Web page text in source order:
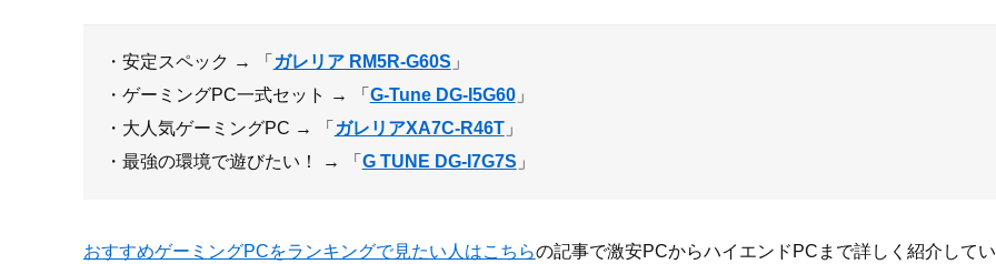
・安定スペック → 「 ガレリア RM5R-G60S 」
・ゲーミングPC一式セット → 「 G-Tune DG-I5G60」
・大人気ゲーミングPC → 「 ガレリアXA7C-R46T」
・最強の環境で遊びたい！ → 「 G TUNE DG-I7G7S 」
おすすめゲーミングPCをランキングで見たい人はこちらの記事で激安PCからハイエンドPCまで詳しく紹介して